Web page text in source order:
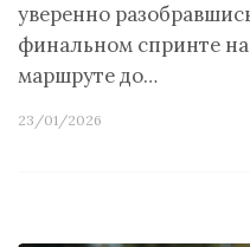
уверенно
финальном спринте
маршруте до…
23/01/2026